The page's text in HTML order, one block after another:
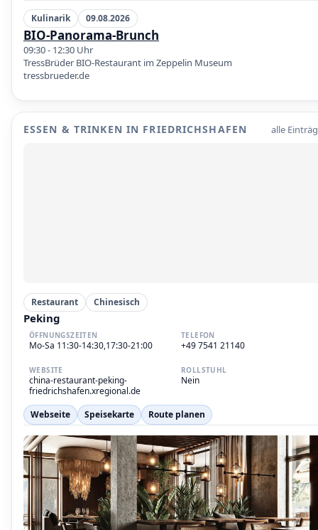
Kulinarik 09.08.2026
BIO-Panorama-Brunch
09:30 - 12:30 Uhr
TressBrüder BIO-Restaurant im Zeppelin Museum
tressbrueder.de
ESSEN & TRINKEN IN FRIEDRICHSHAFEN alle
Restaurant Chinesisch
Peking
ÖFFNUNGSZEITEN
Mo-Sa 11:30-14:30,17:30-21:00
TELEFON
+49 7541 21140
WEBSITE
china-restaurant-peking-
friedrichshafen.xregional.de
ROLLSTUHL
Nein
Webseite Speisekarte Route planen